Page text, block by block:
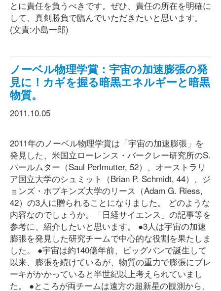
とに責任を負うべきです。ぜひ、責任の所在を明確に
して、真剣勝負で臨んでいただきたいと思います。
(文責:小島一郎)
ノーベル物理学賞：宇宙の加速膨張の発
見に！カギを握る暗黒エネルギーと暗黒
物質。
2011.10.05
2011年のノーベル物理学賞は「宇宙の加速膨張」を
発見した、米国立ローレンス・バークレー研究所のS.
パールムター（Saul Perlmutter, 52）、オーストラリ
ア国立大学のシュミット（Brian P. Schmidt, 44）、ジ
ョンズ・ホプキンズ大学のリース（Adam G. Riess,
42）の3人に贈られることになりました。 どのような
内容なのでしょうか。「日経サイエンス」の記事等を
参考に、紹介したいと思います。 ●3人は宇宙の加速
膨張を発見した研究チームで中心的な役割を果たしま
した。 ●宇宙は約140億年前、ビッグバンで誕生して
以来、膨張を続けているが、物質の重力で膨張にブレ
ーキがかかっていると半世紀以上考えられていまし
た。 ●ところが両チームは遠方の超新星の観測から、